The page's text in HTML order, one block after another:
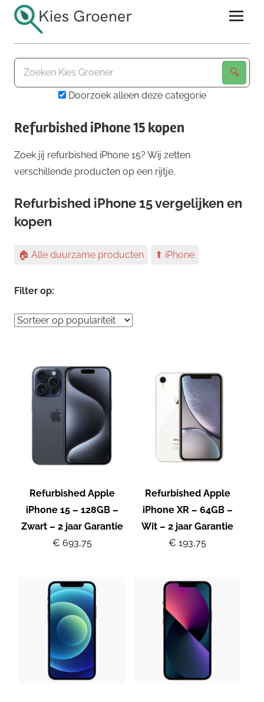
naar
inhoudKies
GroenerDoorzoek alleen deze categorie
Refurbished iPhone 15 kopen
Zoek jij refurbished iPhone 15? Wij zetten
verschillende producten op een rijtje.
Refurbished iPhone 15 vergelijken en
kopen
🏠 Alle duurzame producten ⬆ iPhone
Filter op:
Refurbished Apple
iPhone 15 – 128GB –
Zwart – 2 jaar Garantie
€ 693,75
Refurbished Apple
iPhone XR – 64GB –
Wit – 2 jaar Garantie
€ 193,75